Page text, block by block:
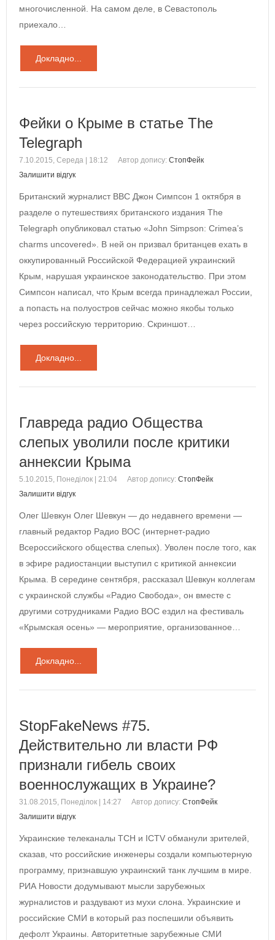
многочисленной. На самом деле, в Севастополь
приехало…
Докладно...
Фейки о Крыме в статье The
Telegraph
7.10.2015, Середа | 18:12 Автор допису: СтопФейк
Залишити відгук
Британский журналист BBC Джон Симпсон 1 октября в
разделе о путешествиях британского издания The
Telegraph опубликовал статью «John Simpson: Crimea’s
charms uncovered». В ней он призвал британцев ехать в
оккупированный Российской Федерацией украинский
Крым, нарушая украинское законодательство. При этом
Симпсон написал, что Крым всегда принадлежал России,
а попасть на полуостров сейчас можно якобы только
через российскую территорию. Скриншот…
Докладно...
Главреда радио Общества
слепых уволили после критики
аннексии Крыма
5.10.2015, Понеділок | 21:04 Автор допису: СтопФейк
Залишити відгук
Олег Шевкун Олег Шевкун — до недавнего времени —
главный редактор Радио ВОС (интернет-радио
Всероссийского общества слепых). Уволен после того, как
в эфире радиостанции выступил с критикой аннексии
Крыма. В середине сентября, рассказал Шевкун коллегам
с украинской службы «Радио Свобода», он вместе с
другими сотрудниками Радио ВОС ездил на фестиваль
«Крымская осень» — мероприятие, организованное…
Докладно...
StopFakeNews #75.
Действительно ли власти РФ
признали гибель своих
военнослужащих в Украине?
31.08.2015, Понеділок | 14:27 Автор допису: СтопФейк
Залишити відгук
Украинские телеканалы ТСН и ICTV обманули зрителей,
сказав, что российские инженеры создали компьютерную
программу, признавшую украинский танк лучшим в мире.
РИА Новости додумывают мысли зарубежных
журналистов и раздувают из мухи слона. Украинские и
российские СМИ в который раз поспешили объявить
дефолт Украины. Авторитетные зарубежные СМИ